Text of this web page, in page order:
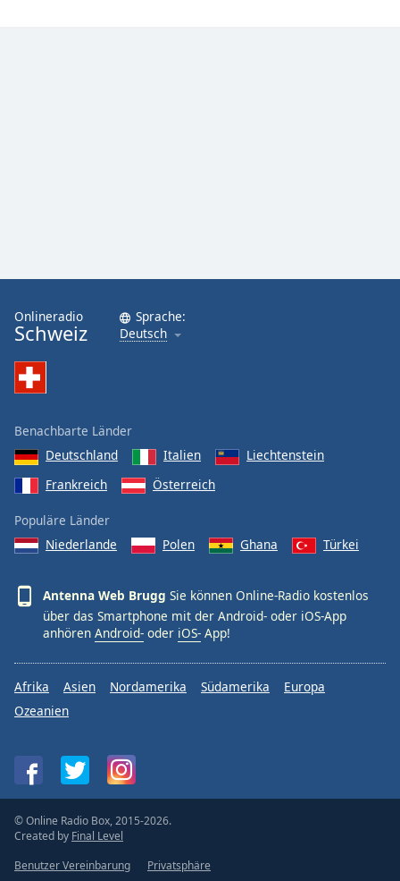
Onlineradio
Schweiz
Sprache:
Deutsch
Benachbarte Länder
Deutschland
Italien
Liechtenstein
Frankreich
Österreich
Populäre Länder
Niederlande
Polen Ghana Türkei
Antenna Web Brugg Sie können Online-Radio kostenlos
über das Smartphone mit der Android- oder iOS-App
anhören Android- oder iOS- App!
Afrika Asien Nordamerika Südamerika
Europa
Ozeanien
© Online Radio Box, 2015-2026.
Created by Final Level
Benutzer Vereinbarung
Privatsphäre